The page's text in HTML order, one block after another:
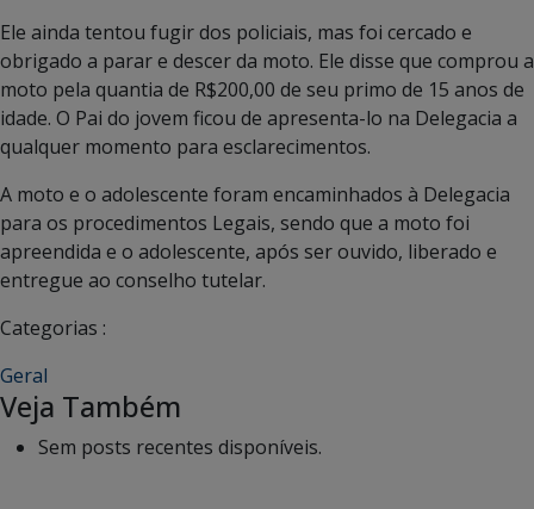
Ele ainda tentou fugir dos policiais, mas foi cercado e
obrigado a parar e descer da moto. Ele disse que comprou a
moto pela quantia de R$200,00 de seu primo de 15 anos de
idade. O Pai do jovem ficou de apresenta-lo na Delegacia a
qualquer momento para esclarecimentos.
A moto e o adolescente foram encaminhados à Delegacia
para os procedimentos Legais, sendo que a moto foi
apreendida e o adolescente, após ser ouvido, liberado e
entregue ao conselho tutelar.
Categorias :
Geral
Veja Também
Sem posts recentes disponíveis.